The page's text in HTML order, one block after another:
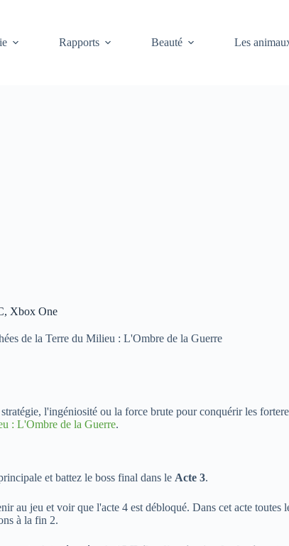
Rapports Beauté Les
Xbox One
de la Terre du Milieu : L'Ombre de la Guerre
l'ingéniosité ou la force brute pour conquérir les
: L'Ombre de la Guerre.
et battez le boss final dans le Acte 3.
au jeu et voir que l'acte 4 est débloqué. Dans cet acte toutes
à la fin 2.